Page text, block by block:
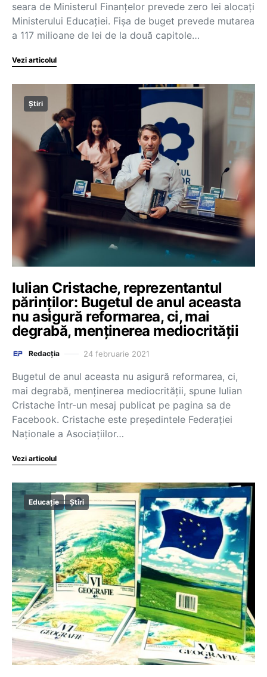
seara de Ministerul Finanțelor prevede zero lei alocați
Ministerului Educației. Fișa de buget prevede mutarea
a 117 milioane de lei de la două capitole…
Vezi articolul
Știri
Iulian Cristache, reprezentantul
părinților: Bugetul de anul aceasta
nu asigură reformarea, ci, mai
degrabă, menținerea mediocrității
Redacția 24 februarie 2021
Bugetul de anul aceasta nu asigură reformarea, ci,
mai degrabă, menținerea mediocrității, spune Iulian
Cristache într-un mesaj publicat pe pagina sa de
Facebook. Cristache este președintele Federației
Naționale a Asociațiilor…
Vezi articolul
Educație Știri